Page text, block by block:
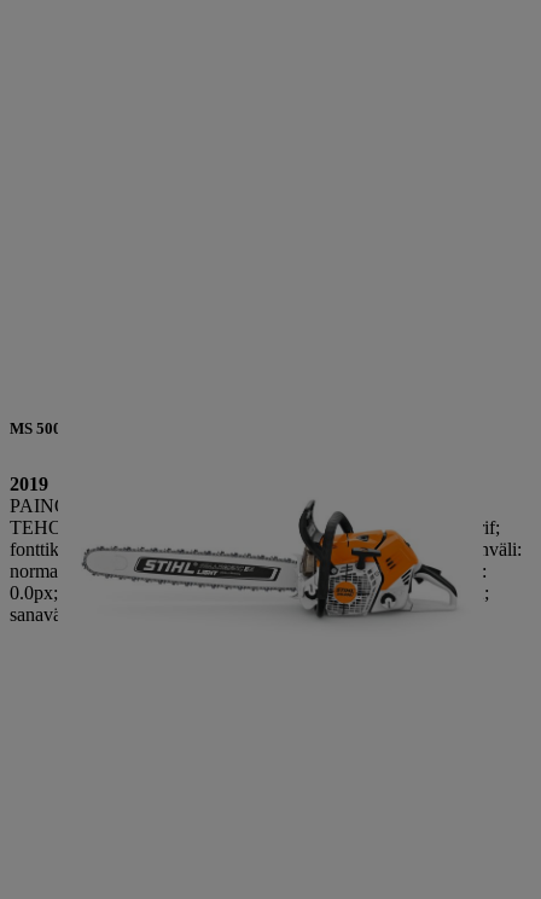
MS 500i bensiinimoottorisaha
2019
PAINO: 6,2 KG
TEHO: 5 kW / 6,8 hv STIHL-Contraface-Text, Arial, sans-serif;
fonttikoko: 14.0px; font-style: normal; font-weight: 400; kirjainväli:
normaali; orvot: 2; tekstin tasaus: vasemmalle; tekstin sisennys:
0.0px; tekstinmuunnos: ei mitään; tyhjä tila: normaali; lesket: 2;
sanaväli: 0.0px;">